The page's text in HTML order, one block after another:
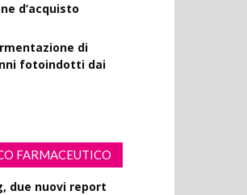
d’acquisto
di
fotoindotti dai
FARMACEUTICO
due nuovi report